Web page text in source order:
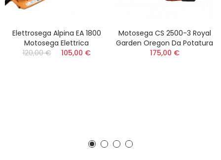
Elettrosega Alpina EA 1800
Motosega Elettrica
120,00 €
105,00 €
Motosega CS 2500-3 Royal
Garden Oregon Da Potatura
175,00 €